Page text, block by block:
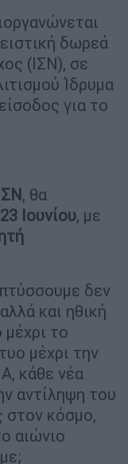
δωρεά
(ΙΣΝ), σε
Ίδρυμα
για το
, θα
Ιουνίου, με
δεν
και ηθική
το
μέχρι την
κάθε νέα
αντίληψη του
στον κόσμο,
αιώνιο